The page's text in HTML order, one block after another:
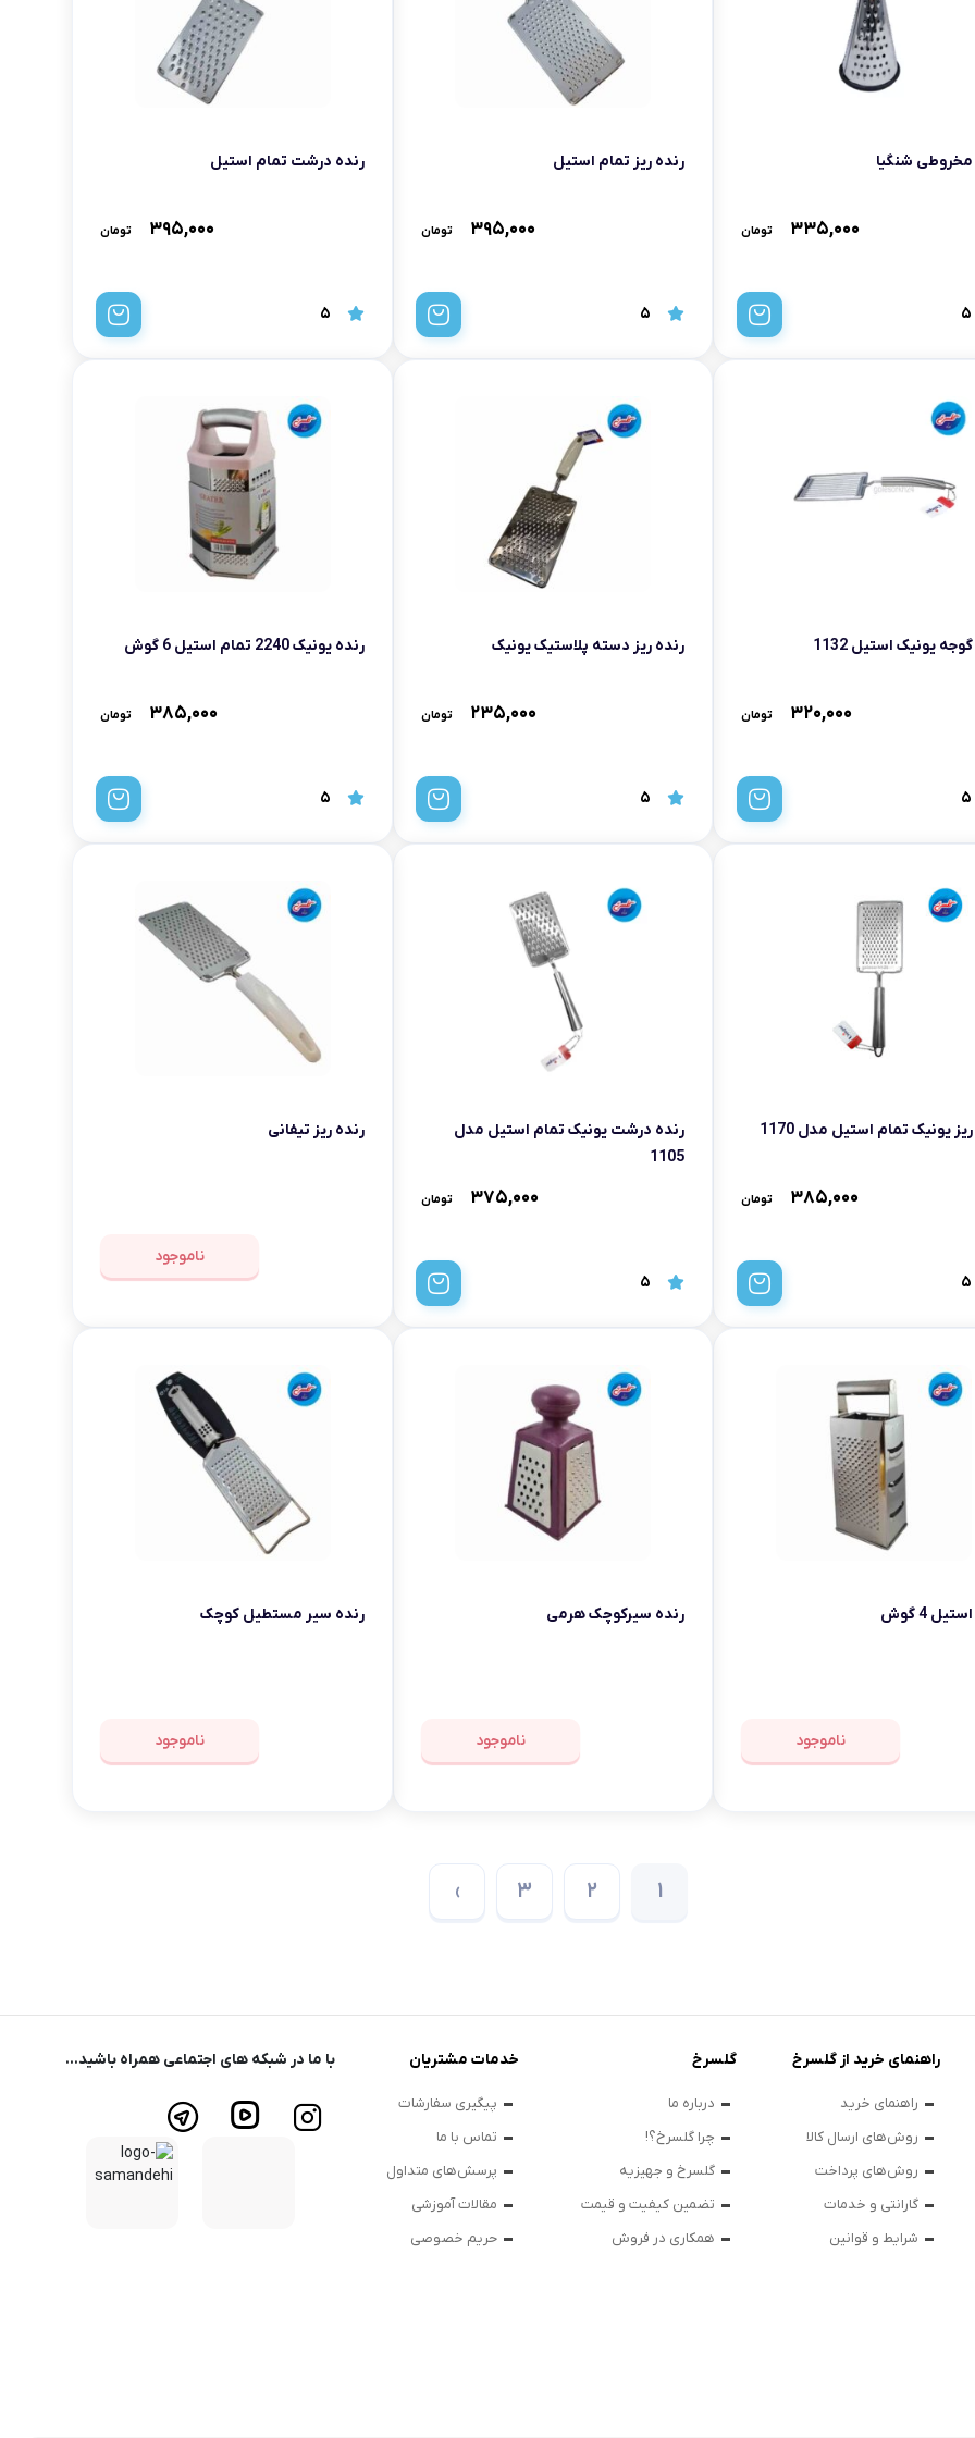
آشپزخانه
شیرجوش
درب پیرکس
مخروطی شنگیا
۳۳۵,۰۰۰ تومان
5
رنده ریز تمام استیل
۳۹۵,۰۰۰ تومان
5
رنده درشت تمام استیل
۳۹۵,۰۰۰ تومان
5
یونیک استیل 1132
۳۲۰,۰۰۰ تومان
5
رنده ریز دسته پلاستیک یونیک
۲۳۵,۰۰۰ تومان
5
رنده یونیک 2240 تمام استیل 6 گوش
۳۸۵,۰۰۰ تومان
5
یونیک تمام استیل مدل 1170
۳۸۵,۰۰۰ تومان
5
رنده درشت یونیک تمام استیل مدل
1105
۳۷۵,۰۰۰ تومان
5
رنده ریز تیفانی
ناموجود
4 گوش
ناموجود
رنده سیرکوچک هرمی
ناموجود
رنده سیر مستطیل کوچک
ناموجود
1
2
3
›
راهنمای خرید از گلسرخ
راهنمای خرید
روش‌های ارسال کالا
روش‌های پرداخت
گارانتی و خدمات
شرایط و قوانین
گلسرخ
درباره ما
چرا گلسرخ؟!
گلسرخ و جهیزیه
تضمین کیفیت و قیمت
همکاری در فروش
خدمات مشتریان
پیگیری سفارشات
تماس با ما
پرسش‌های متداول
مقالات آموزشی
حریم خصوصی
با ما در شبکه های اجتماعی همراه باشید...